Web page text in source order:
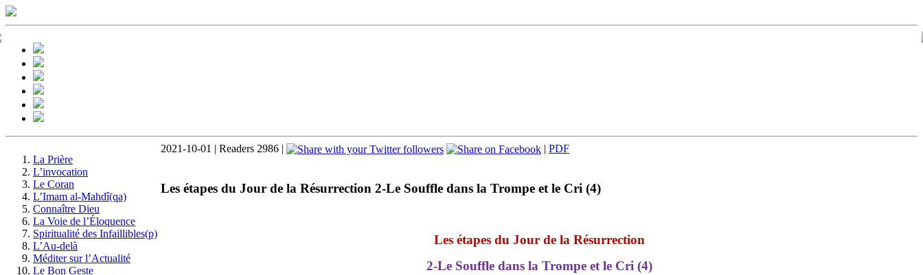
La Prière
L’invocation
Le Coran
L’Imam al-Mahdî(qa)
Connaître Dieu
La Voie de l’Éloquence
Spiritualité des Infaillibles(p)
L’Au-delà
Méditer sur l’Actualité
Le Bon Geste
2021-10-01 | Readers 2986 | | PDF
Les étapes du Jour de la Résurrection 2-Le Souffle dans la Trompe et le Cri (4)
Les étapes du Jour de la Résurrection
2-Le Souffle dans la Trompe et le Cri (4)